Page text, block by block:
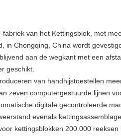
fabriek van het Kettingsblok, met
in Chongqing, China wordt
aan de wegkant met een
geschikt.
van handhijstoestellen
zeven computergestuurde lijnen
digitale gecontroleerde
evenals
kettingsblokken 200.000